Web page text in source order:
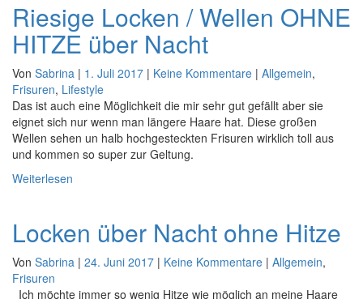
Riesige Locken / Wellen OHNE
HITZE über Nacht
Von Sabrina | 1. Juli 2017 | Keine Kommentare | Allgemein,
Frisuren, Lifestyle
Das ist auch eine Möglichkeit die mir sehr gut gefällt aber sie
eignet sich nur wenn man längere Haare hat. Diese großen
Wellen sehen un halb hochgesteckten Frisuren wirklich toll aus
und kommen so super zur Geltung.
Weiterlesen
Locken über Nacht ohne Hitze
Von Sabrina | 24. Juni 2017 | Keine Kommentare | Allgemein,
Frisuren
Ich möchte immer so wenig Hitze wie möglich an meine Haare